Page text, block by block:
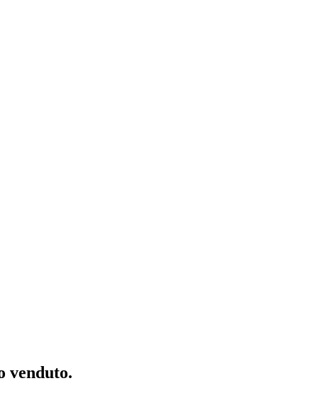
venduto.